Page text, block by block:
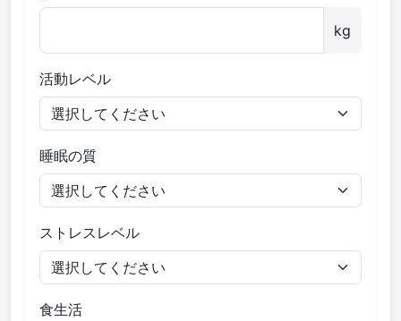
kg
活動レベル
睡眠の質
ストレスレベル
食生活